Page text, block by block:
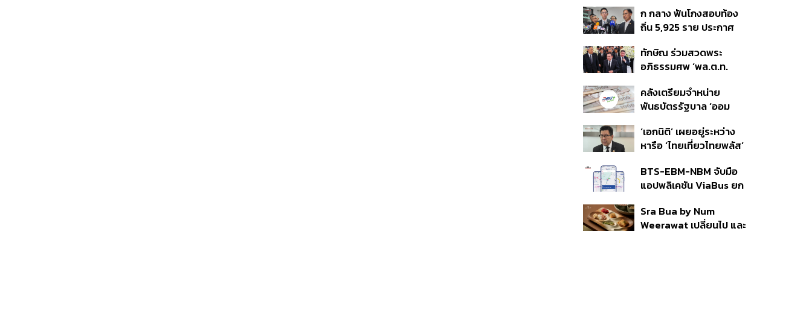
350’ เสริมความมั่นคง
ชายแดน
ก กลาง ฟันโกงสอบท้อง
ถิ่น 5,925 ราย ประกาศ
ราย รอ ป.ป.ช. ขีดเส้นแล้ว
เสร็จ 31 ส.ค.
ทักษิณ ร่วมสวดพระ
อภิธรรมศพ ‘พล.ต.ท.
สิน’ สิริอายุ 103 ปี แกนนำ
เพื่อไทย-บุคคลหลาก
คลังเตรียมจำหน่าย
พันธบัตรรัฐบาล ‘ออม
ก.ย.นี้ อาจเพิ่มสัดส่วนการ
ขายแบบ Small Lot First
‘เอกนิติ’ เผยอยู่ระหว่าง
หารือ ‘ไทยเที่ยวไทยพลัส’
แสนล้าน มั่นใจงบต่อ ‘ไทย
ช่วยไทย พลัส’ เฟส 2 มี
BTS-EBM-NBM จับมือ
แอปพลิเคชัน ViaBus ยก
รถไฟฟ้า 3 สายแบบเรียล
ไทม์
Sra Bua by Num
Weerawat เปลี่ยนไป และ